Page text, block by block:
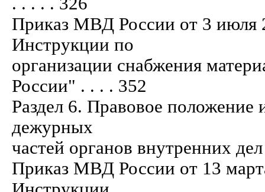
Приказ МВД России от 3 июля
Инструкции по
организации снабжения
России" . . . . 352
Раздел 6. Правовое положение
дежурных
частей органов внутренних дел
Приказ МВД России от 13